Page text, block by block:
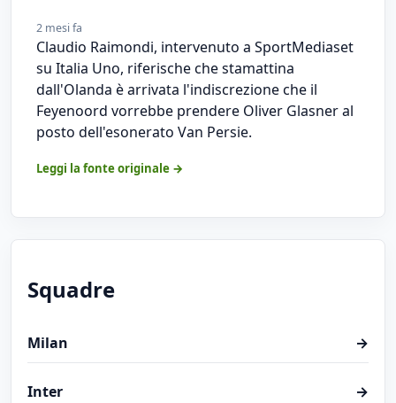
2 mesi fa
Claudio Raimondi, intervenuto a SportMediaset
su Italia Uno, riferische che stamattina
dall'Olanda è arrivata l'indiscrezione che il
Feyenoord vorrebbe prendere Oliver Glasner al
posto dell'esonerato Van Persie.
Leggi la fonte originale →
Squadre
Milan →
Inter →